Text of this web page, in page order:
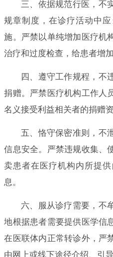
三、依据规范行医，不
规章制度，在诊疗活动中
施。严禁以单纯增加医疗机
治疗和过度检查，给患者增
四、遵守工作规程，不
捐赠。严禁医疗机构工作人
名义接受利益相关者的捐赠
五、恪守保密准则，不
信息安全。严禁违规收集、
卖患者在医疗机构内所提
息。
六、服从诊疗需要，不
地根据患者需要提供医学信
在医联体内正常转诊外，严
由网上或线下途径介绍、引